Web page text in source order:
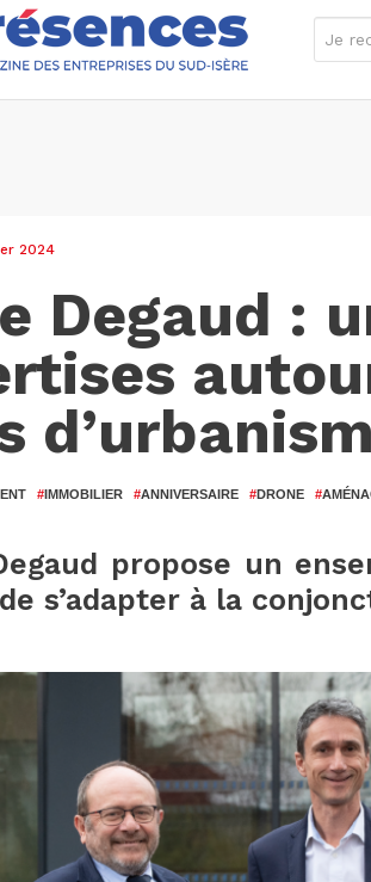
2024
Degaud :
#IMMOBILIER #ANNIVERSAIRE #DRONE #
propose un
s’adapter à la